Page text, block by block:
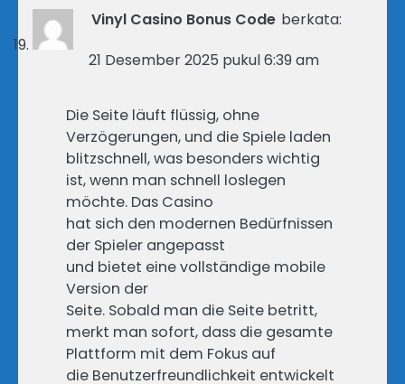
Vinyl Casino Bonus Code berkata:
21 Desember 2025 pukul 6:39 am
Die Seite läuft flüssig, ohne
Verzögerungen, und die Spiele laden
blitzschnell, was besonders wichtig
ist, wenn man schnell loslegen
möchte. Das Casino
hat sich den modernen Bedürfnissen
der Spieler angepasst
und bietet eine vollständige mobile
Version der
Seite. Sobald man die Seite betritt,
merkt man sofort, dass die gesamte
Plattform mit dem Fokus auf
die Benutzerfreundlichkeit entwickelt